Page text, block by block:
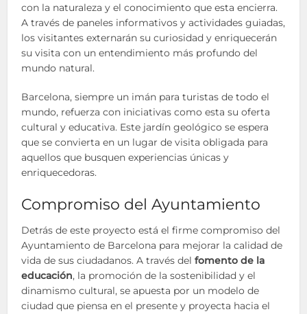
con la naturaleza y el conocimiento que esta encierra.
A través de paneles informativos y actividades guiadas,
los visitantes externarán su curiosidad y enriquecerán
su visita con un entendimiento más profundo del
mundo natural.
Barcelona, siempre un imán para turistas de todo el
mundo, refuerza con iniciativas como esta su oferta
cultural y educativa. Este jardín geológico se espera
que se convierta en un lugar de visita obligada para
aquellos que busquen experiencias únicas y
enriquecedoras.
Compromiso del Ayuntamiento
Detrás de este proyecto está el firme compromiso del
Ayuntamiento de Barcelona para mejorar la calidad de
vida de sus ciudadanos. A través delfomento de la
educación, la promoción de la sostenibilidad y el
dinamismo cultural, se apuesta por un modelo de
ciudad que piensa en el presente y proyecta hacia el